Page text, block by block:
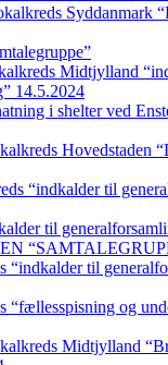
Syddanmark
Midtjylland
14.5.2024
i shelter ved
Hovedstaden
“indkalder til
til
“indkalder til
“fællesspisning og
Midtjylland